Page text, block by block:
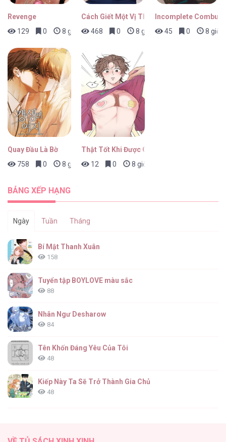
Revenge
129
0 8 giờ trước
Cách Giết Một Vị Thân
468
0 8 giờ trước
Incomplete
45
0 8 giờ
Quay Đầu Là Bờ
758
0 8 giờ trước
Thật Tốt Khi Được Gặp Em
12
0 8 giờ trước
BẢNG XẾP HẠNG
Ngày Tuần Tháng
Bí Mật Thanh Xuân
158
Tuyển tập BOYLOVE màu sắc
88
Nhân Ngư Desharow
84
Tên Khốn Đáng Yêu Của Tôi
48
Kiếp Này Ta Sẽ Trở Thành Gia Chủ
48